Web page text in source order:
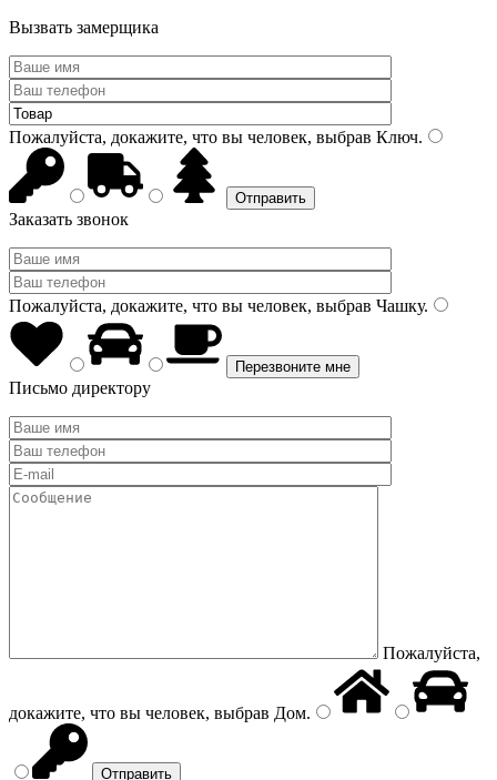
Вызвать замерщика
Пожалуйста, докажите, что вы человек, выбрав Ключ.
Заказать звонок
Пожалуйста, докажите, что вы человек, выбрав Чашку.
Письмо директору
Пожалуйста,
докажите, что вы человек, выбрав Дом.